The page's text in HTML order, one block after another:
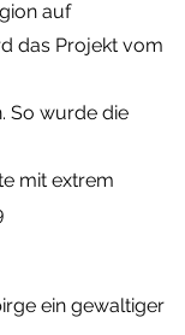
auf
das Projekt vom
So wurde die
mit extrem
ein gewaltiger